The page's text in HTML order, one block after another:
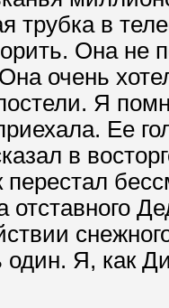
трубка в
Она не
очень
Я
Ее
в
перестал
отставного
один. Я, как